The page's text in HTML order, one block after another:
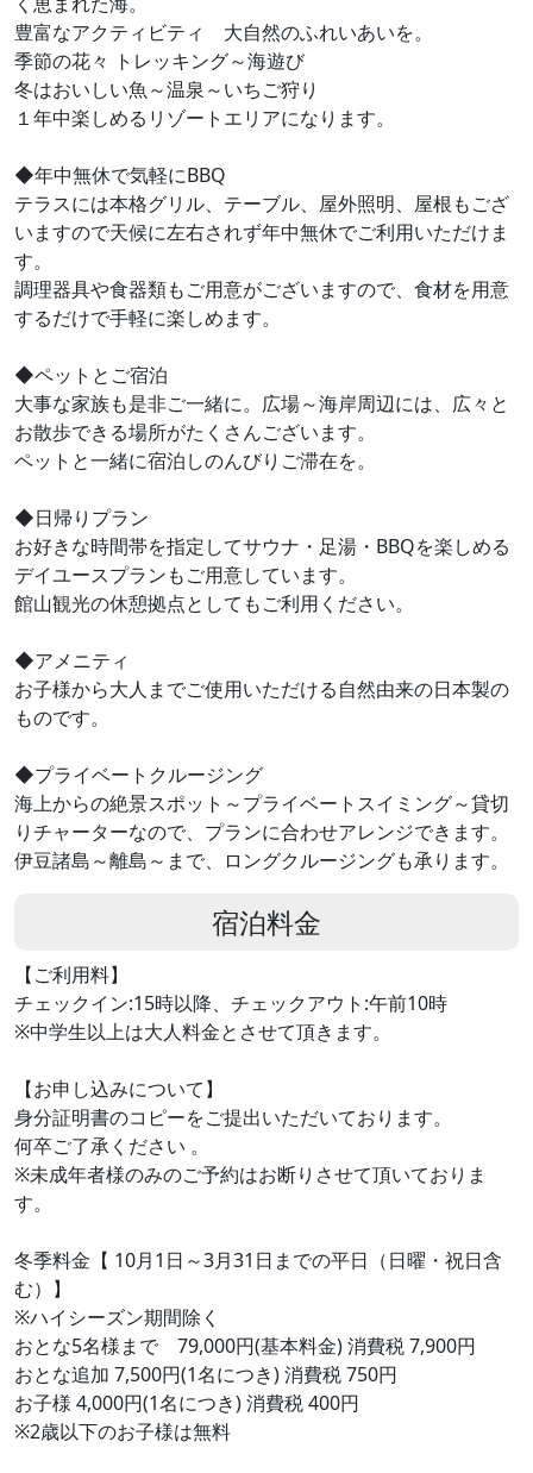
豊富なアクティビティ 大自然のふれいあいを。
季節の花々 トレッキング～海遊び
冬はおいしい魚～温泉～いちご狩り
１年中楽しめるリゾートエリアになります。
◆年中無休で気軽にBBQ
テラスには本格グリル、テーブル、屋外照明、屋根もござ
いますので天候に左右されず年中無休でご利用いただけま
す。
調理器具や食器類もご用意がございますので、食材を用意
するだけで手軽に楽しめます。
◆ペットとご宿泊
大事な家族も是非ご一緒に。広場～海岸周辺には、広々と
お散歩できる場所がたくさんございます。
ペットと一緒に宿泊しのんびりご滞在を。
◆日帰りプラン
お好きな時間帯を指定してサウナ・足湯・BBQを楽しめる
デイユースプランもご用意しています。
館山観光の休憩拠点としてもご利用ください。
◆アメニティ
お子様から大人までご使用いただける自然由来の日本製の
ものです。
◆プライベートクルージング
海上からの絶景スポット～プライベートスイミング～貸切
りチャーターなので、プランに合わせアレンジできます。
伊豆諸島～離島～まで、ロングクルージングも承ります。
宿泊料金
【ご利用料】
チェックイン:15時以降、チェックアウト:午前10時
※中学生以上は大人料金とさせて頂きます。
【お申し込みについて】
身分証明書のコピーをご提出いただいております。
何卒ご了承ください 。
※未成年者様のみのご予約はお断りさせて頂いておりま
す。
冬季料金【 10月1日～3月31日までの平日（日曜・祝日含
む）】
※ハイシーズン期間除く
おとな5名様まで 79,000円(基本料金) 消費税 7,900円
おとな追加 7,500円(1名につき) 消費税 750円
お子様 4,000円(1名につき) 消費税 400円
※2歳以下のお子様は無料